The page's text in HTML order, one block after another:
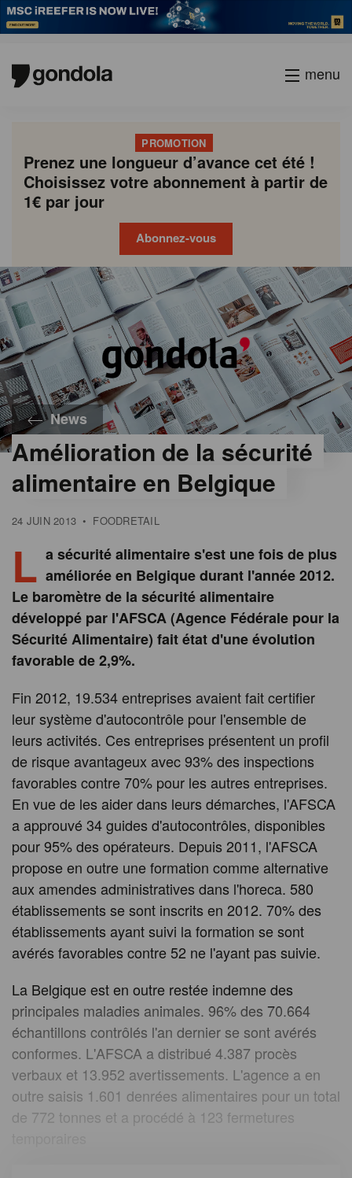
menu
PROMOTION
Prenez une longueur d’avance cet été !
Choisissez votre abonnement à partir de
1€ par jour
Abonnez-vous
News
Amélioration de la sécurité
alimentaire en Belgique
24 JUIN 2013 • FOODRETAIL
L a sécurité alimentaire s'est une fois de plus
améliorée en Belgique durant l'année 2012.
Le baromètre de la sécurité alimentaire
développé par l'AFSCA (Agence Fédérale pour la
Sécurité Alimentaire) fait état d'une évolution
favorable de 2,9%.
Fin 2012, 19.534 entreprises avaient fait certifier
leur système d'autocontrôle pour l'ensemble de
leurs activités. Ces entreprises présentent un profil
de risque avantageux avec 93% des inspections
favorables contre 70% pour les autres entreprises.
En vue de les aider dans leurs démarches, l'AFSCA
a approuvé 34 guides d'autocontrôles, disponibles
pour 95% des opérateurs. Depuis 2011, l'AFSCA
propose en outre une formation comme alternative
aux amendes administratives dans l'horeca. 580
établissements se sont inscrits en 2012. 70% des
établissements ayant suivi la formation se sont
avérés favorables contre 52 ne l'ayant pas suivie.
La Belgique est en outre restée indemne des
principales maladies animales. 96% des 70.664
échantillons contrôlés l'an dernier se sont avérés
conformes. L'AFSCA a distribué 4.387 procès
verbaux et 13.952 avertissements. L'agence a en
outre saisis 1.601 denrées alimentaires pour un total
de 772 tonnes et a procédé à 123 fermetures
Gondola
academy
Gondola
society